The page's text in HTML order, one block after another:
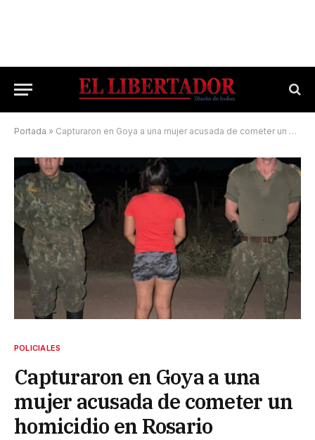
Portada » Capturaron en Goya a una mujer acusada de cometer un homicidio en Rosario
POLICIALES
Capturaron en Goya a una
mujer acusada de cometer un
homicidio en Rosario